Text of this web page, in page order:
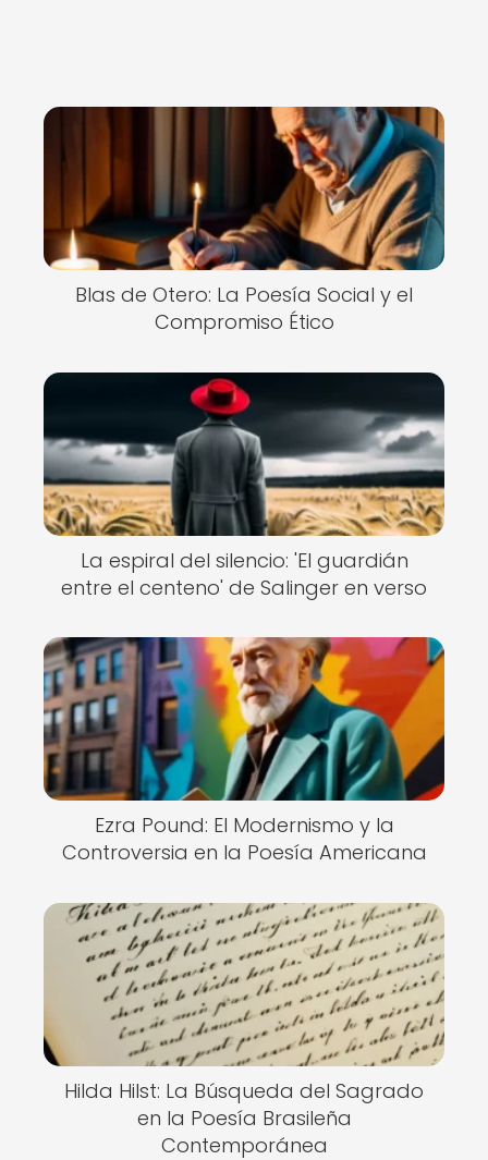
Blas de Otero: La Poesía Social y el
Compromiso Ético
La espiral del silencio: 'El guardián
entre el centeno' de Salinger en verso
Ezra Pound: El Modernismo y la
Controversia en la Poesía Americana
Hilda Hilst: La Búsqueda del Sagrado
en la Poesía Brasileña
Contemporánea